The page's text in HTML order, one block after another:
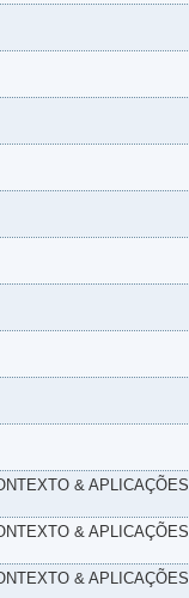
& APLICAÇÕES
& APLICAÇÕES
& APLICAÇÕES